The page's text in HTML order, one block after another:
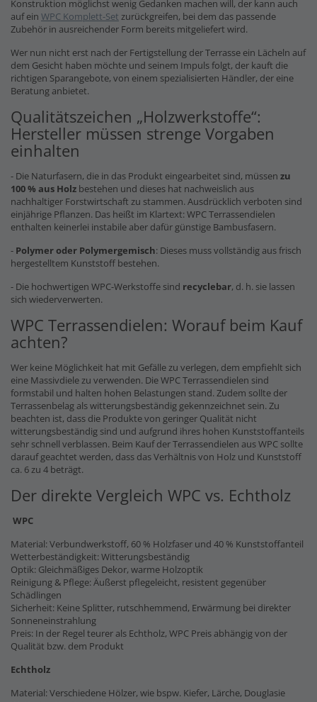
Konstruktion möglichst wenig Gedanken machen will, der kann auch
auf ein WPC Komplett-Set zurückgreifen, bei dem das passende
Zubehör in ausreichender Form bereits mitgeliefert wird.
Wer nun nicht erst nach der Fertigstellung der Terrasse ein Lächeln auf
dem Gesicht haben möchte und seinem Impuls folgt, der kauft die
richtigen Sparangebote, von einem spezialisierten Händler, der eine
Beratung anbietet.
Qualitätszeichen „Holzwerkstoffe“:
Hersteller müssen strenge Vorgaben
einhalten
- Die Naturfasern, die in das Produkt eingearbeitet sind, müssen zu
100 % aus Holz bestehen und dieses hat nachweislich aus
nachhaltiger Forstwirtschaft zu stammen. Ausdrücklich verboten sind
einjährige Pflanzen. Das heißt im Klartext: WPC Terrassendielen
enthalten keinerlei instabile aber dafür günstige Bambusfasern.
- Polymer oder Polymergemisch: Dieses muss vollständig aus frisch
hergestelltem Kunststoff bestehen.
- Die hochwertigen WPC-Werkstoffe sind recyclebar, d. h. sie lassen
sich wiederverwerten.
WPC Terrassendielen: Worauf beim Kauf
achten?
Wer keine Möglichkeit hat mit Gefälle zu verlegen, dem empfiehlt sich
eine Massivdiele zu verwenden. Die WPC Terrassendielen sind
formstabil und halten hohen Belastungen stand. Zudem sollte der
Terrassenbelag als witterungsbeständig gekennzeichnet sein. Zu
beachten ist, dass die Produkte von geringer Qualität nicht
witterungsbeständig sind und aufgrund ihres hohen Kunststoffanteils
sehr schnell verblassen. Beim Kauf der Terrassendielen aus WPC sollte
darauf geachtet werden, dass das Verhältnis von Holz und Kunststoff
ca. 6 zu 4 beträgt.
Der direkte Vergleich WPC vs. Echtholz
WPC
Material: Verbundwerkstoff, 60 % Holzfaser und 40 % Kunststoffanteil
Wetterbeständigkeit: Witterungsbeständig
Optik: Gleichmäßiges Dekor, warme Holzoptik
Reinigung & Pflege: Äußerst pflegeleicht, resistent gegenüber
Schädlingen
Sicherheit: Keine Splitter, rutschhemmend, Erwärmung bei direkter
Sonneneinstrahlung
Preis: In der Regel teurer als Echtholz, WPC Preis abhängig von der
Qualität bzw. dem Produkt
Echtholz
Material: Verschiedene Hölzer, wie bspw. Kiefer, Lärche, Douglasie